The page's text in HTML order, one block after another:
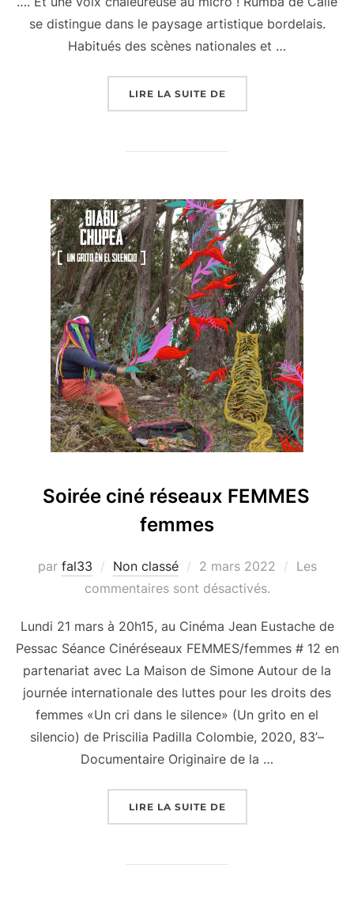
se distingue dans le paysage artistique bordelais.
Habitués des scènes nationales et …
LIRE LA SUITE DE« RENCONTRES
Soirée ciné réseaux FEMMES
femmes
par fal33 Non classé
Publié
le
2 mars 2022
Les
commentaires sont désactivés.
Lundi 21 mars à 20h15, au Cinéma Jean Eustache de
Pessac Séance Cinéréseaux FEMMES/femmes # 12 en
partenariat avec La Maison de Simone Autour de la
journée internationale des luttes pour les droits des
femmes «Un cri dans le silence» (Un grito en el
silencio) de Priscilia Padilla Colombie, 2020, 83’–
Documentaire Originaire de la …
LIRE LA SUITE DE« SOIRÉE CINÉ